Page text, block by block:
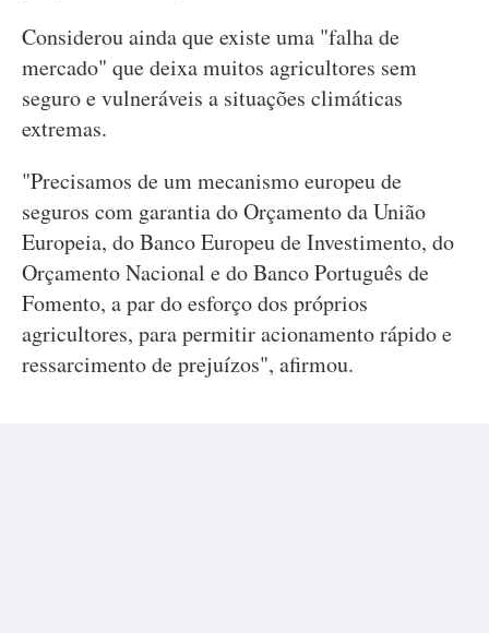
Considerou ainda que existe uma "falha de
mercado" que deixa muitos agricultores sem
seguro e vulneráveis a situações climáticas
extremas.
"Precisamos de um mecanismo europeu de
seguros com garantia do Orçamento da União
Europeia, do Banco Europeu de Investimento, do
Orçamento Nacional e do Banco Português de
Fomento, a par do esforço dos próprios
agricultores, para permitir acionamento rápido e
ressarcimento de prejuízos", afirmou.